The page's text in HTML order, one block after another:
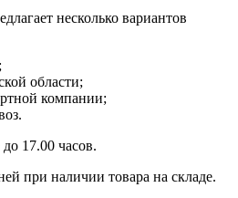
несколько вариантов
области;
компании;
17.00 часов.
при наличии товара на складе.